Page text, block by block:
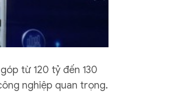
từ 120 tỷ đến 130
nghiệp quan trọng.